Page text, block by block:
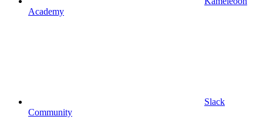
Academy
Slack
Community